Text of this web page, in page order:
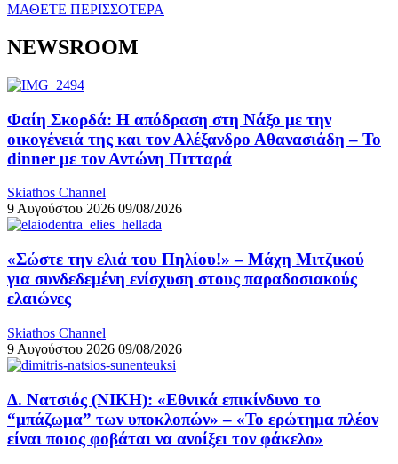
ΜΑΘΕΤΕ ΠΕΡΙΣΣΟΤΕΡΑ
NEWSROOM
Φαίη Σκορδά: Η απόδραση στη Νάξο με την
οικογένειά της και τον Αλέξανδρο Αθανασιάδη – Το
dinner με τον Αντώνη Πιτταρά
Skiathos Channel
9 Αυγούστου 2026 09/08/2026
«Σώστε την ελιά του Πηλίου!» – Μάχη Μιτζικού
για συνδεδεμένη ενίσχυση στους παραδοσιακούς
ελαιώνες
Skiathos Channel
9 Αυγούστου 2026 09/08/2026
Δ. Νατσιός (ΝΙΚΗ): «Εθνικά επικίνδυνο το
“μπάζωμα” των υποκλοπών» – «Το ερώτημα πλέον
είναι ποιος φοβάται να ανοίξει τον φάκελο»